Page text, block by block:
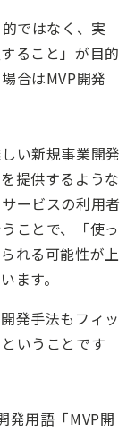
ではなく、実
ること」が目的
合はMVP開発
い新規事業開発
提供するような
ービスの利用者
ことで、「使っ
れる可能性が上
ます。
発手法もフィッ
いうことです
発用語「MVP開